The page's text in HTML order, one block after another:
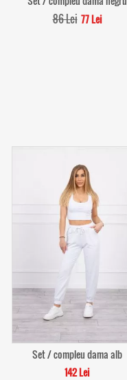
86 Lei 77 Lei
Set / compleu dama alb
142 Lei